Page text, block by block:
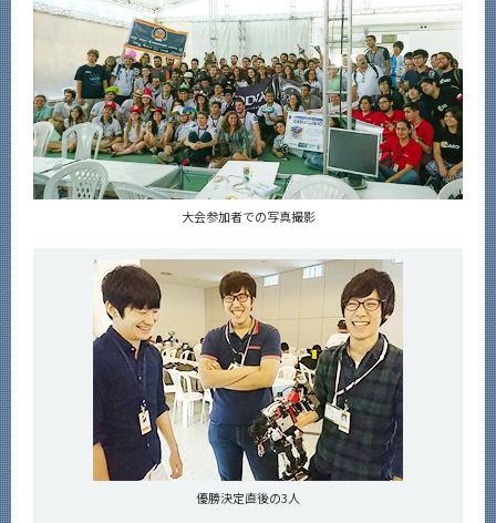
大会参加者での写真撮影
優勝決定直後の3人